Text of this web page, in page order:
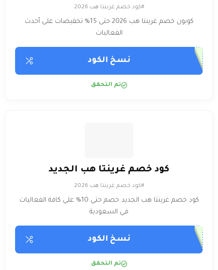
#كود خصم غرينتا هب 2026
كوبون خصم غرينتا هب 2026 حتى 15% تخفيضات على أحدث
الفعاليات
نسخ الكود
تم التحقق
كود خصم غرينتا هب الجديد
#كود خصم غرينتا هب 2026
كود خصم غرينتا هب الجديد خصم حتي 10% علي كافة الفعاليات
في السعودية
نسخ الكود
تم التحقق